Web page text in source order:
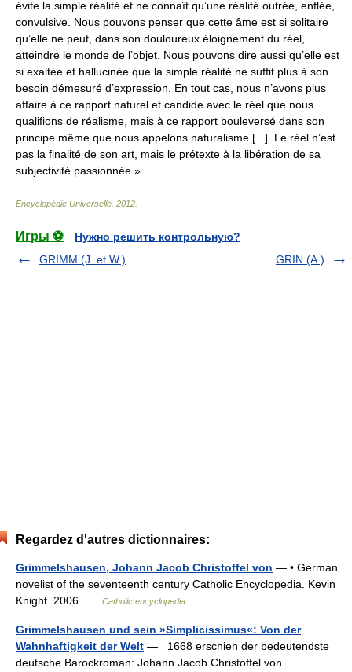
évite la simple réalité et ne connaît qu’une réalité outrée, enflée,
convulsive. Nous pouvons penser que cette âme est si solitaire
qu’elle ne peut, dans son douloureux éloignement du réel,
atteindre le monde de l’objet. Nous pouvons dire aussi qu’elle est
si exaltée et hallucinée que la simple réalité ne suffit plus à son
besoin démesuré d’expression. En tout cas, nous n’avons plus
affaire à ce rapport naturel et candide avec le réel que nous
qualifions de réalisme, mais à ce rapport bouleversé dans son
principe même que nous appelons naturalisme [...]. Le réel n’est
pas la finalité de son art, mais le prétexte à la libération de sa
subjectivité passionnée.»
Encyclopédie Universelle 2012
Игры ⚽
Нужно решить контрольную?
GRIMM (J. et W.)
GRIN (A.)
Regardez d'autres dictionnaires:
Grimmelshausen, Johann Jacob Christoffel von — • German
novelist of the seventeenth century Catholic Encyclopedia. Kevin
Knight. 2006 …
Catholic encyclopedia
Grimmelshausen und sein »Simplicissimus«: Von der
Wahnhaftigkeit der Welt — 1668 erschien der bedeutendste
deutsche Barockroman: Johann Jacob Christoffel von